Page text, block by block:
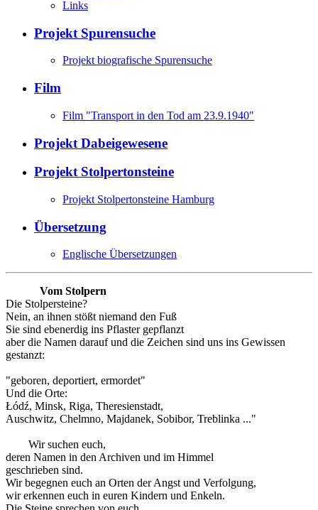
Links
Projekt Spurensuche
Projekt biografische Spurensuche
Film
Film "Transport in den Tod am 23.9.1940"
Projekt Dabeigewesene
Projekt Stolpertonsteine
Projekt Stolpertonsteine Hamburg
Übersetzung
Englische Übersetzungen
Vom Stolpern
Die Stolpersteine?
Nein, an ihnen stößt niemand den Fuß
Sie sind ebenerdig ins Pflaster gepflanzt
aber die Namen darauf und die Zeichen sind uns ins Gewissen
gestanzt:
"geboren, deportiert, ermordet"
Und die Orte:
Łódź, Minsk, Riga, Theresienstadt,
Auschwitz, Chelmno, Majdanek, Sobibor, Treblinka ..."
Wir suchen euch,
deren Namen in den Archiven und im Himmel
geschrieben sind.
Wir begegnen euch an Orten der Angst und Verfolgung,
wir erkennen euch in euren Kindern und Enkeln.